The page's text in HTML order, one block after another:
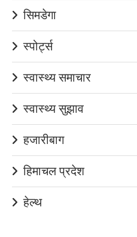
सिमडेगा
स्पोर्ट्स
स्वास्थ्य समाचार
स्वास्थ्य सुझाव
हजारीबाग
हिमाचल प्रदेश
हेल्थ